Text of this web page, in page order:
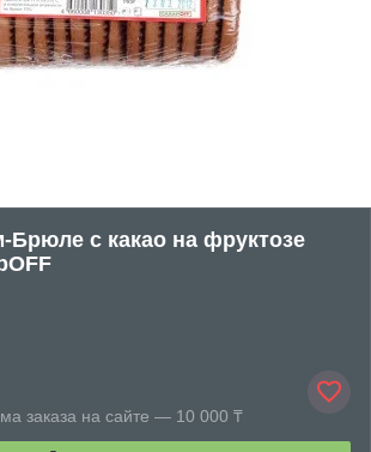
Брюле с какао на фруктозе
заказа на сайте — 10 000 ₸